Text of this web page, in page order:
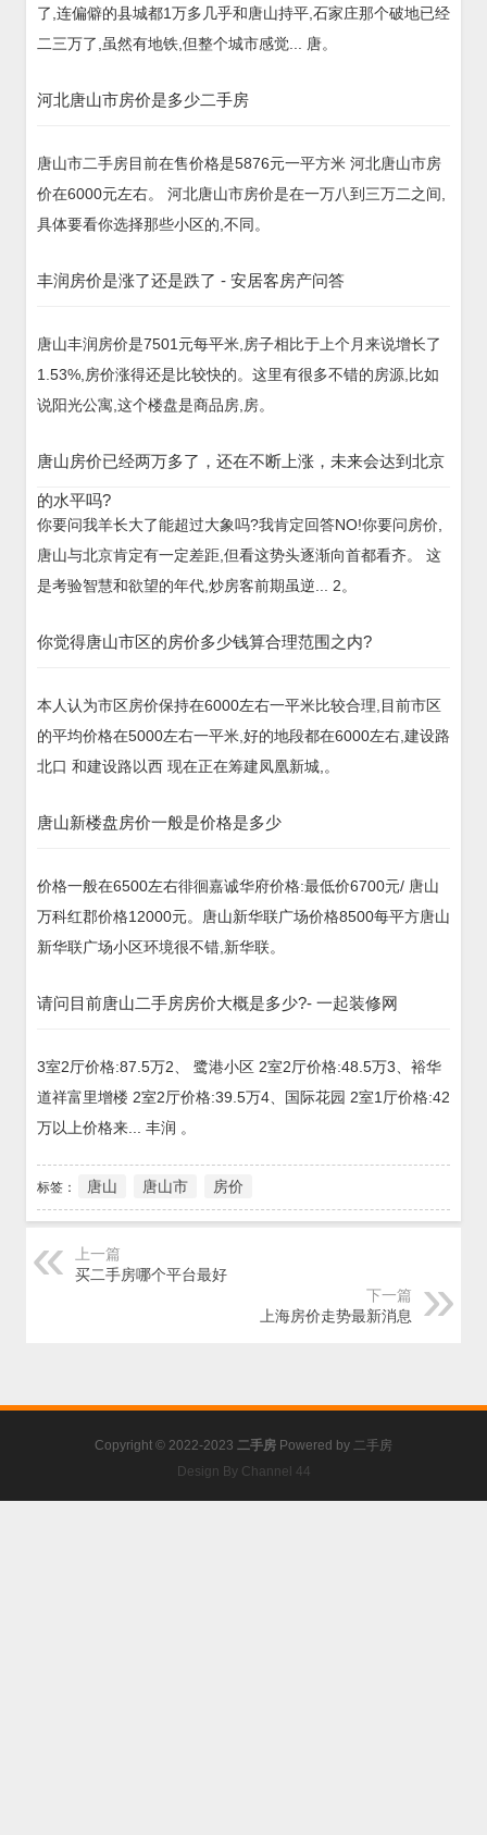
了,连偏僻的县城都1万多几乎和唐山持平,石家庄那个破地已经
二三万了,虽然有地铁,但整个城市感觉... 唐。
河北唐山市房价是多少二手房
唐山市二手房目前在售价格是5876元一平方米 河北唐山市房
价在6000元左右。 河北唐山市房价是在一万八到三万二之间,
具体要看你选择那些小区的,不同。
丰润房价是涨了还是跌了 - 安居客房产问答
唐山丰润房价是7501元每平米,房子相比于上个月来说增长了
1.53%,房价涨得还是比较快的。这里有很多不错的房源,比如
说阳光公寓,这个楼盘是商品房,房。
唐山房价已经两万多了，还在不断上涨，未来会达到北京
的水平吗?
你要问我羊长大了能超过大象吗?我肯定回答NO!你要问房价,
唐山与北京肯定有一定差距,但看这势头逐渐向首都看齐。 这
是考验智慧和欲望的年代,炒房客前期虽逆... 2。
你觉得唐山市区的房价多少钱算合理范围之内?
本人认为市区房价保持在6000左右一平米比较合理,目前市区
的平均价格在5000左右一平米,好的地段都在6000左右,建设路
北口 和建设路以西 现在正在筹建凤凰新城,。
唐山新楼盘房价一般是价格是多少
价格一般在6500左右徘徊嘉诚华府价格:最低价6700元/ 唐山
万科红郡价格12000元。唐山新华联广场价格8500每平方唐山
新华联广场小区环境很不错,新华联。
请问目前唐山二手房房价大概是多少?- 一起装修网
3室2厅价格:87.5万2、 鹭港小区 2室2厅价格:48.5万3、裕华
道祥富里增楼 2室2厅价格:39.5万4、国际花园 2室1厅价格:42
万以上价格来... 丰润 。
标签： 唐山 唐山市 房价
上一篇
买二手房哪个平台最好
下一篇
上海房价走势最新消息
Copyright © 2022-2023 二手房 Powered by 二手房
Design By Channel 44